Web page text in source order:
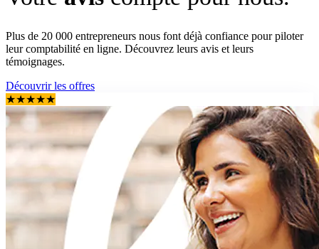
Plus de 20 000 entrepreneurs nous font déjà confiance pour piloter
leur comptabilité en ligne. Découvrez leurs avis et leurs
témoignages.
Découvrir les offres
★★★★★